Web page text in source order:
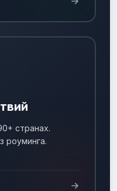
странах.
роуминга.